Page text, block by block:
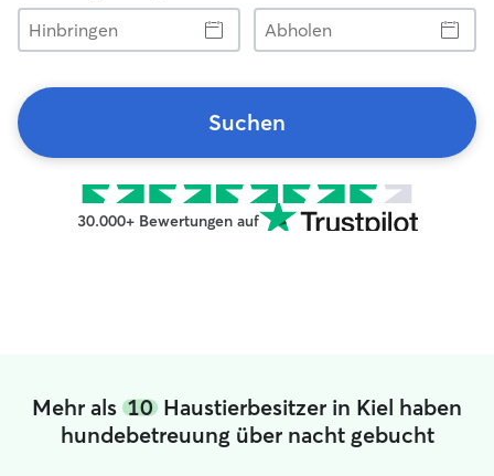
Hinbringen
Abholen
Suchen
30.000+ Bewertungen auf
Mehr als 10 Haustierbesitzer in Kiel haben
hundebetreuung über nacht gebucht